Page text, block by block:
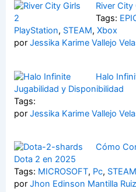
River City
Tags:
PlayStation, STEAM,Xbox
porJessika Karime Vallejo
Halo
Jugabilidad y Disponibilidad
Tags:
porJessika Karime Vallejo
Cómo
Dota 2 en 2025
Tags: MICROSOFT, Pc, STEAM
porJhon Edinson Mantilla Ruiz